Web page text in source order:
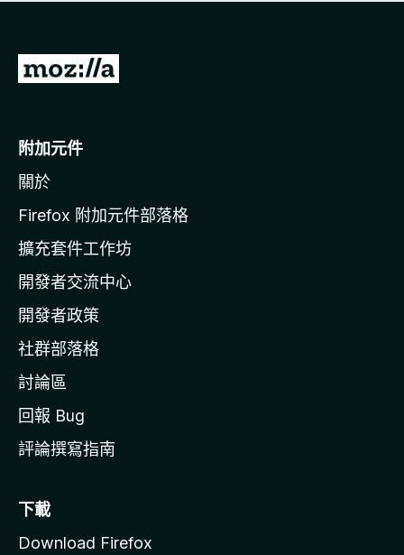
有
前
o
i
l
a
官
網
附加元件
關於
Firefox 附加元件部落格
擴充套件工作坊
開發者交流中心
開發者政策
社群部落格
討論區
回報 Bug
評論撰寫指南
下載
Download Firefox